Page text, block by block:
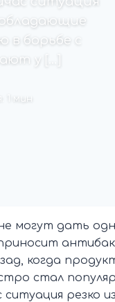
обладающие
борьбе с
у […]
1 мин
могут дать
когда
стал
резко